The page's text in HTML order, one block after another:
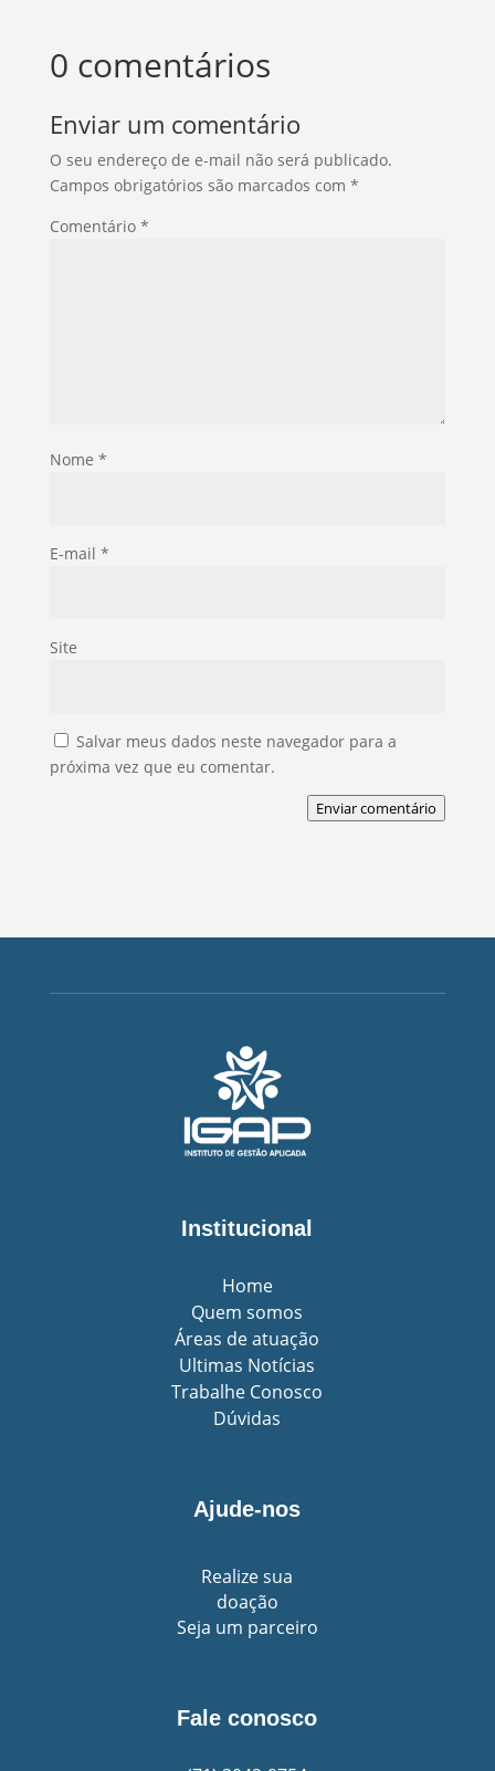
0 comentários
Enviar um comentário
O seu endereço de e-mail não será publicado.
Campos obrigatórios são marcados com *
Comentário *
Nome *
E-mail *
Site
Salvar meus dados neste navegador para a
próxima vez que eu comentar.
Enviar comentário
Institucional
Home
Quem somos
Áreas de atuação
Ultimas Notícias
Trabalhe Conosco
Dúvidas
Ajude-nos
Realize sua
doação
Seja um parceiro
Fale conosco